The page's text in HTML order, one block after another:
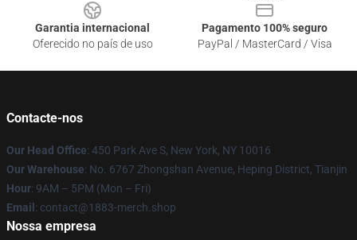
Garantia internacional
Oferecido no país de uso
Pagamento 100% seguro
PayPal / MasterCard / Visa
Contacte-nos
Our Head Office: 450 Park Ave S, New York, NY 10016
Our Warehouse: No. 6767 Zhongshan Avenue, Heping District, Tianjin
Hour: 9AM – 5PM (Mon – Fri)
Email : contact@1883-merch.shop
Nossa empresa